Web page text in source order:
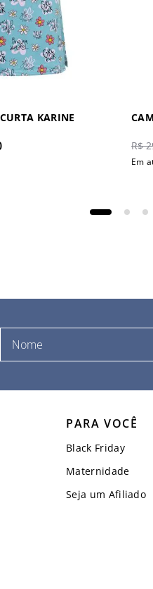
KARINE
R$
Em
PARA VOCÊ
Black Friday
Maternidade
Seja um Afiliado